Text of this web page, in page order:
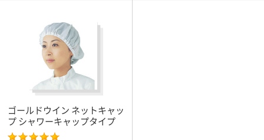
ゴールドウイン ネットキャッ
プ シャワーキャップタイプ